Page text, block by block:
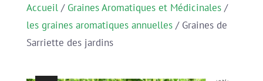
Accueil/ Graines Aromatiques et Médicinales/
les graines aromatiques annuelles/ Graines de
Sarriette des jardins